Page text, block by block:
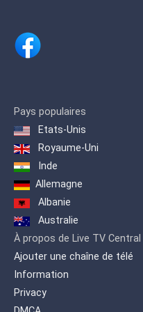
Pays populaires
Etats-Unis
Royaume-Uni
Inde
Allemagne
Albanie
Australie
À propos de Live TV Central
Ajouter une chaîne de télé
Information
Privacy